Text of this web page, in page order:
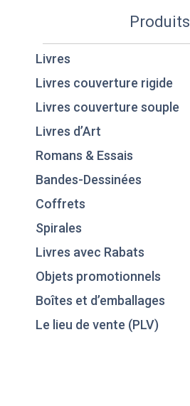
Produits
Livres
Livres couverture rigide
Livres couverture souple
Livres d’Art
Romans & Essais
Bandes-Dessinées
Coffrets
Spirales
Livres avec Rabats
Objets promotionnels
Boîtes et d’emballages
Le lieu de vente (PLV)